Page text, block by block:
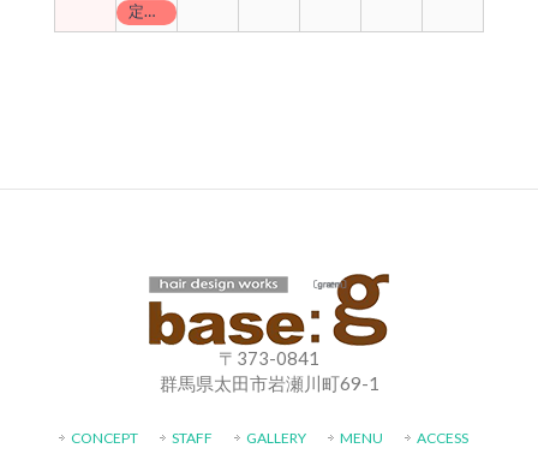
定休日
〒373-0841
群馬県太田市岩瀬川町69-1
CONCEPT STAFF GALLERY MENU ACCESS